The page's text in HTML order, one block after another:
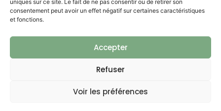
uniques sur ce site. Le fait de ne pas consentir ou de retirer son
consentement peut avoir un effet négatif sur certaines caractéristiques
et fonctions.
Accepter
Refuser
Voir les préférences
ENVOYEZ-NOUS UN MAIL